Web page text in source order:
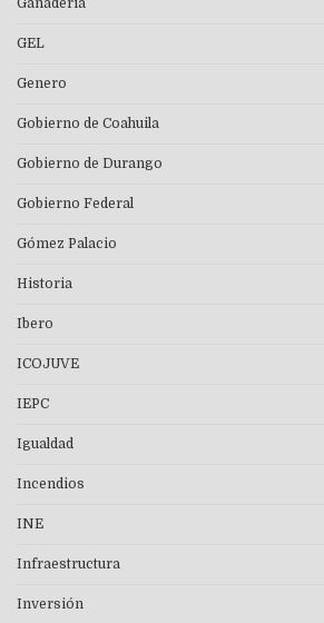
Ganaderia
GEL
Genero
Gobierno de Coahuila
Gobierno de Durango
Gobierno Federal
Gómez Palacio
Historia
Ibero
ICOJUVE
IEPC
Igualdad
Incendios
INE
Infraestructura
Inversión